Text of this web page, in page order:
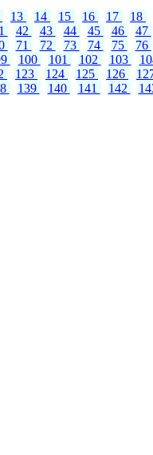
13 14 15 16 17 18
42 43 44 45 46 47
71 72 73 74 75 76
100 101 102 103
123 124 125 126
139 140 141 142